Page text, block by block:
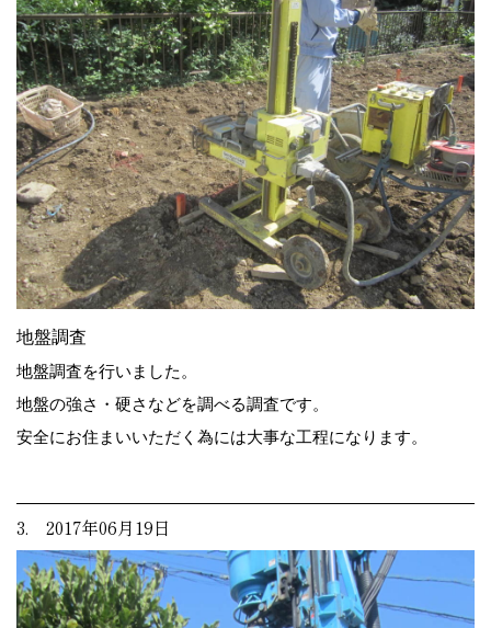
地盤調査
地盤調査を行いました。
地盤の強さ・硬さなどを調べる調査です。
安全にお住まいいただく為には大事な工程になります。
3. 2017年06月19日